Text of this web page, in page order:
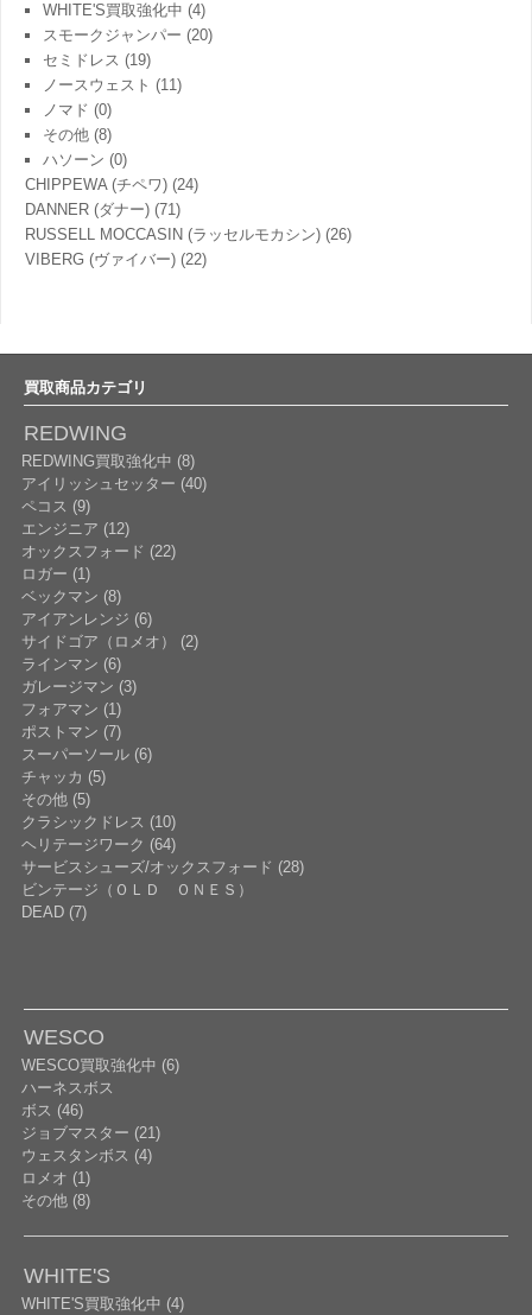
WHITE'S買取強化中 (4)
スモークジャンパー (20)
セミドレス (19)
ノースウェスト (11)
ノマド (0)
その他 (8)
ハソーン (0)
CHIPPEWA (チペワ) (24)
DANNER (ダナー) (71)
RUSSELL MOCCASIN (ラッセルモカシン) (26)
VIBERG (ヴァイバー) (22)
買取商品カテゴリ
REDWING
REDWING買取強化中 (8)
アイリッシュセッター (40)
ペコス (9)
エンジニア (12)
オックスフォード (22)
ロガー (1)
ベックマン (8)
アイアンレンジ (6)
サイドゴア（ロメオ） (2)
ラインマン (6)
ガレージマン (3)
フォアマン (1)
ポストマン (7)
スーパーソール (6)
チャッカ (5)
その他 (5)
クラシックドレス (10)
ヘリテージワーク (64)
サービスシューズ/オックスフォード (28)
ビンテージ（ＯＬＤ ＯＮＥＳ）
DEAD (7)
WESCO
WESCO買取強化中 (6)
ハーネスボス
ボス (46)
ジョブマスター (21)
ウェスタンボス (4)
ロメオ (1)
その他 (8)
WHITE'S
WHITE'S買取強化中 (4)